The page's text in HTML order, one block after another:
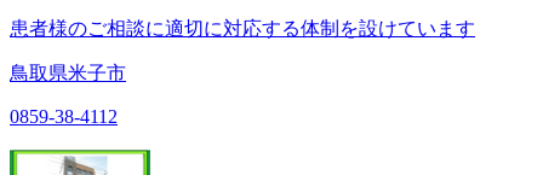
患者様のご相談に適切に対応する体制を設けています
鳥取県米子市
0859-38-4112